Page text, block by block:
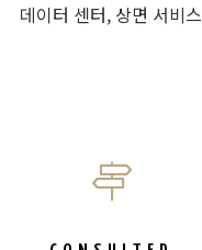
데이터 센터, 상면 서비스